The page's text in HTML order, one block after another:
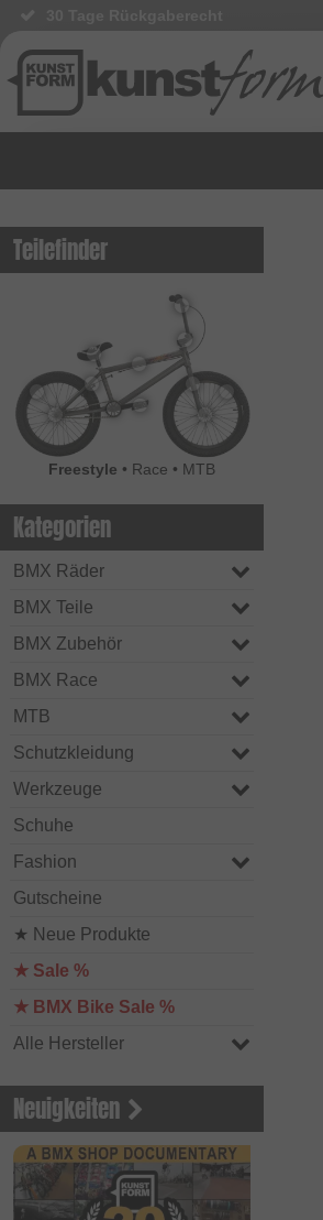
Teilefinder
Freestyle • Race • MTB
Kategorien
BMX Räder
BMX Teile
BMX Zubehör
BMX Race
MTB
Schutzkleidung
Werkzeuge
Schuhe
Fashion
Gutscheine
★ Neue Produkte
★ Sale %
★ BMX Bike Sale %
Alle Hersteller
Neuigkeiten